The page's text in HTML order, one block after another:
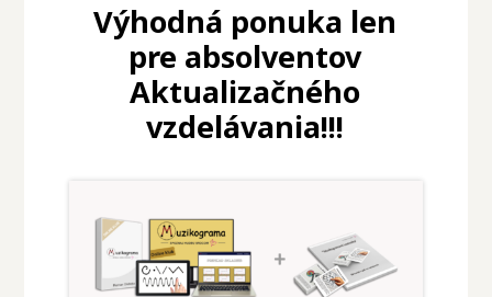
Výhodná ponuka len
pre absolventov
Aktualizačného
vzdelávania!!!